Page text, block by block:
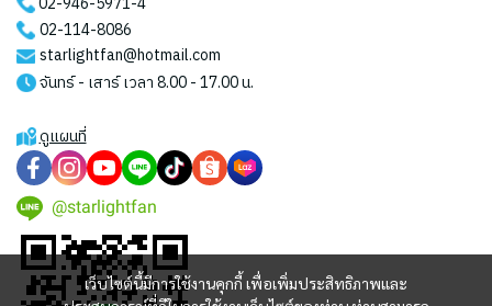
เว็บไซต์นี้มีการใช้งานคุกกี้ เพื่อเพิ่มประสิทธิภาพและ
02-114-8086
starlightfan@hotmail.com
จันทร์ - เสาร์ เวลา 8.00 - 17.00 น.
ดูแผนที่
@starlightfan